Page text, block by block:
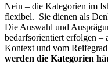
Nein – die Kategorien im
flexibel. Sie dienen als
Die Auswahl und
bedarfsorientiert erfolgen –
Kontext und vom
werden die Kategorien